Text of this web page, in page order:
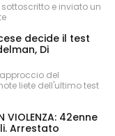
e inviato un
decide il test
Di
del
liete dell'ultimo test
VIOLENZA: 42enne
Arrestato